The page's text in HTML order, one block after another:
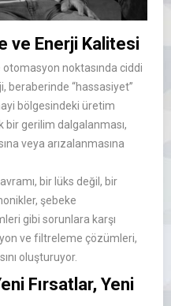
ve Enerji Kalitesi
noktasında ciddi
beraberinde “hassasiyet”
bölgesindeki üretim
bir gerilim dalgalanması,
veya arızalanmasına
bir lüks değil, bir
şebeke
gibi sorunlara karşı
ve filtreleme çözümleri,
oluşturuyor.
Fırsatlar, Yeni